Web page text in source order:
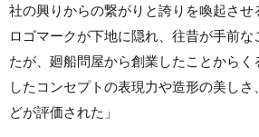
社の興りからの繋がりと誇りを喚起さ
ロゴマークが下地に隠れ、往昔が手前な
たが、廻船問屋から創業したことからく
したコンセプトの表現力や造形の美し
どが評価された」